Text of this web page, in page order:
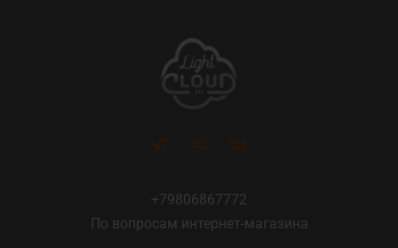
+79806867772
По вопросам интернет-магазина